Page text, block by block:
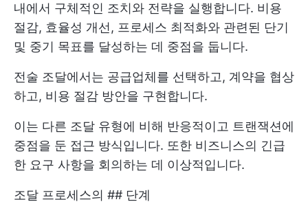
내에서 구체적인 조치와 전략을 실행합니다. 비용
절감, 효율성 개선, 프로세스 최적화와 관련된 단기
및 중기 목표를 달성하는 데 중점을 둡니다.
전술 조달에서는 공급업체를 선택하고, 계약을 협상
하고, 비용 절감 방안을 구현합니다.
이는 다른 조달 유형에 비해 반응적이고 트랜잭션에
중점을 둔 접근 방식입니다. 또한 비즈니스의 긴급
한 요구 사항을 회의하는 데 이상적입니다.
조달 프로세스의 ## 단계